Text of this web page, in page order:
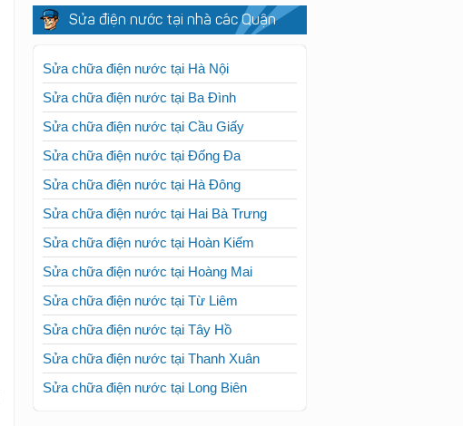
Sửa điện nước tại nhà các Quận
Sửa chữa điện nước tại Hà Nội
Sửa chữa điện nước tại Ba Đình
Sửa chữa điện nước tại Cầu Giấy
Sửa chữa điện nước tại Đống Đa
Sửa chữa điện nước tại Hà Đông
Sửa chữa điện nước tại Hai Bà Trưng
Sửa chữa điện nước tại Hoàn Kiếm
Sửa chữa điện nước tại Hoàng Mai
Sửa chữa điện nước tại Từ Liêm
Sửa chữa điện nước tại Tây Hồ
Sửa chữa điện nước tại Thanh Xuân
Sửa chữa điện nước tại Long Biên